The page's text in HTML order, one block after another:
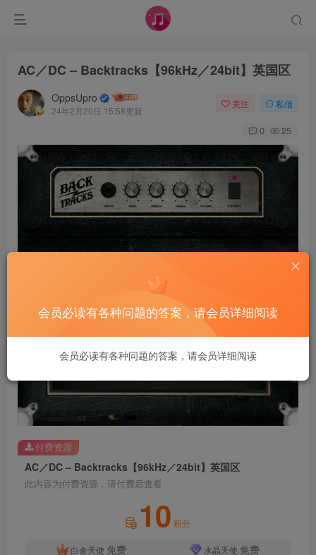
AC／DC – Backtracks【96kHz／24bit】英国区
OppsUpro
24年2月20日 15:58更新
关注 私信
0 25
AC／DC – Backtracks【96kHz／24bit】英国区
此内容为付费资源，请付费后查看
10 积分
白金天使 免费 水晶天使 免费
付费资源
会员必读有各种问题的答案，请会员详细阅读
会员必读有各种问题的答案，请会员详细阅读